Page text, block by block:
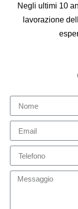
Negli ultimi 10
lavorazione